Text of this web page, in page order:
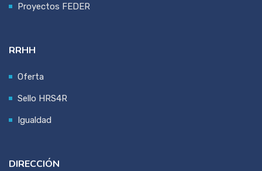
Proyectos FEDER
RRHH
Oferta
Sello HRS4R
Igualdad
DIRECCIÓN